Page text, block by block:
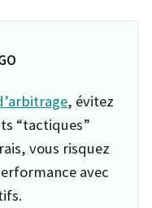
, évitez
“tactiques”
vous risquez
avec